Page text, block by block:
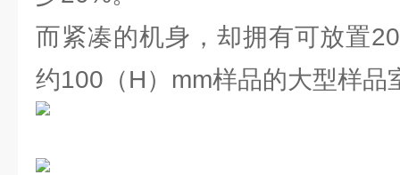
而紧凑的机身，却拥有可放置
约100（H）mm样品的大型样品